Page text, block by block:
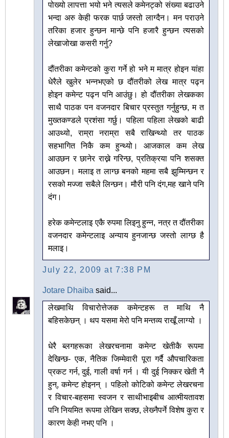
पोख्यो लापत्ता भयो भने त्यसले कमेनट्को संख्या बढाउने
भन्दा अरु केही फरक पार्छ जस्तो लाग्दैन। मन पराउने
तरिका हजार हुन्छन मान्छे पनि हजारै हुन्छन त्यसको
लेखाजोखा कसरी गर्नु?
दौंतरीका कमेन्टको कुरा गर्ने हो भने म मात्र होइन यांहा
धेरैले खुलेर भन्नभएको छ दौंतरीको लेख मात्र पढ्न
होइन कमेन्ट पढ्न पनि आउंछु। हो दौंतरीका लेखकका
साथै पाठक पन वजनदार बिचार प्रस्तुत गर्नुहुन्छ, म त
मुख्तकण्डले प्रशंसा गर्छु। पहिला पहिला लेखको बाढी
आउथ्यो, राम्रा नराम्रा सबै राखिन्थ्यो तर पाठक
सहभागित निकै कम हुन्थ्यो। आजकाल कम लेख
आउछन र छानेर राख्ने गरिन्छ, प्रतिक्रया पनि शसक्त
आउछन। मलाइ त लाग्छ बनको महमा सबै झुम्मिन्छन र
रसको मज्जा सबैले लिन्छन। मौरी पनि दंग,मह खाने पनि
दंग।
हरेक कमेन्टलाइ एकै रुपमा लिइनु हुन्न, नत्र त दौंतरीका
वजनदार कमेन्टलाइ अन्याय हुनजान्छ जस्तो लाग्छ है
मलाइ।
July 22, 2009 at 7:38 PM
Jotare Dhaiba said...
लेखमाथि विचारोत्तेजक कमेन्टहरू त माथि नै
बहिसकेछन् । थप यसमा मेरो पनि मन्तव्य राखूँ लाग्यो ।
धेरै ब्लगहरूका लेखरचनामा कमेन्ट खेतीकै रूपमा
देखिन्छ- एक, नैतिक जिम्मेवारी पूरा गर्दै औपचारिकता
प्रकट गर्न, दुई, गाली वर्षा गर्न । यी दुई निक्कर खेती नै
हुन्, कमेन्ट होइनन् । पहिलो कोटिको कमेन्ट लेखरचना
र विचार-बहसमा स्वजन र साथीभाइबीच आत्मीयतावश
पनि नियमित रूपमा लेखिन सक्छ, लेख्‍नैपर्ने विशेष कुरा र
कारण केही नभए पनि ।